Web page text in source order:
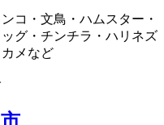
コ・文鳥・ハムスター・
グ・チンチラ・ハリネズ
メなど